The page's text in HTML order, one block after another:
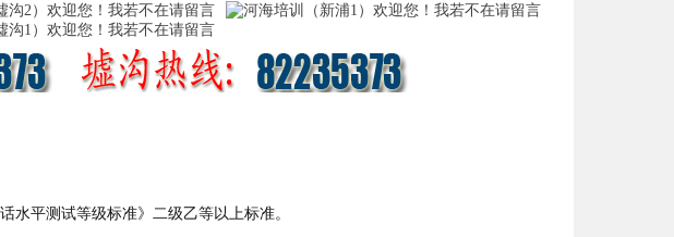
平测试等级标准》二级乙等以上标准。